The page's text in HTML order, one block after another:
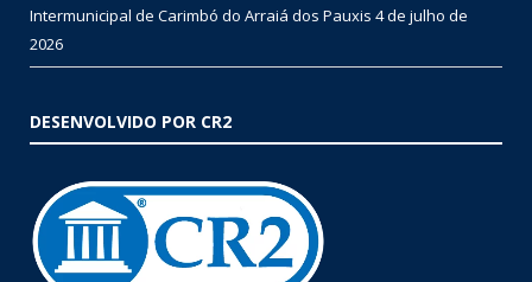
Intermunicipal de Carimbó do Arraiá dos Pauxis 4 de julho de
2026
DESENVOLVIDO POR CR2